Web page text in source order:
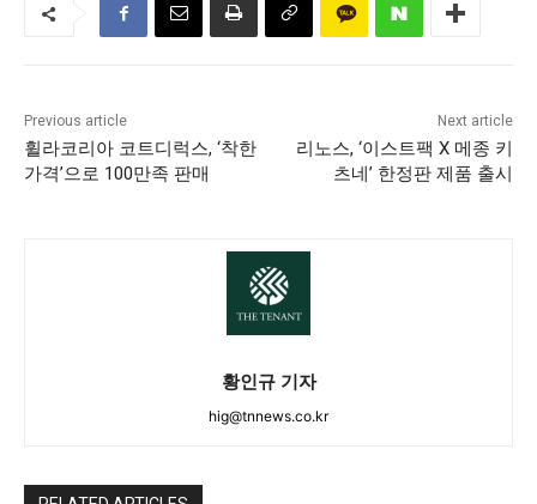
Previous article
휠라코리아 코트디럭스, ‘착한
가격’으로 100만족 판매
Next article
리노스, ‘이스트팩 X 메종 키
츠네’ 한정판 제품 출시
황인규 기자
hig@tnnews.co.kr